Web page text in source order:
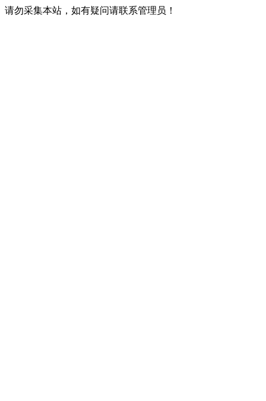
请勿采集本站，如有疑问请联系管理员！